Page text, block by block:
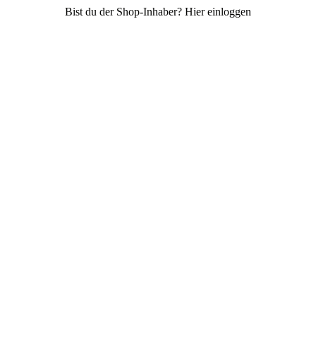
Bist du der Shop-Inhaber? Hier einloggen